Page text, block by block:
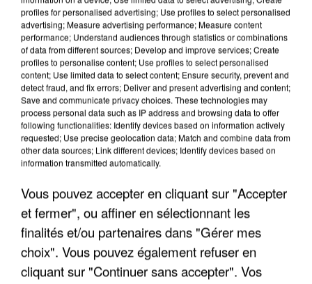
APRÈS TOUTES CES CANICULES, LES REFUGES
DE FAUNE SAUVAGE SONT...
profiles for personalised advertising; Use profiles to select personalised
advertising; Measure advertising performance; Measure content
performance; Understand audiences through statistics or combinations
of data from different sources; Develop and improve services; Create
profiles to personalise content; Use profiles to select personalised
content; Use limited data to select content; Ensure security, prevent and
detect fraud, and fix errors; Deliver and present advertising and content;
Save and communicate privacy choices. These technologies may
process personal data such as IP address and browsing data to offer
following functionalities: Identify devices based on information actively
requested; Use precise geolocation data; Match and combine data from
other data sources; Link different devices; Identify devices based on
information transmitted automatically.
Vous pouvez accepter en cliquant sur "Accepter
et fermer", ou affiner en sélectionnant les
finalités et/ou partenaires dans "Gérer mes
choix". Vous pouvez également refuser en
cliquant sur "Continuer sans accepter". Vos